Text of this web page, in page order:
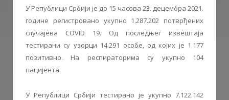
У Републици Србији је до 15 часова 23. децембра 2021.
године регистровано укупно 1.287.202 потврђених
случајева COVID 19. Од последњег извештаја
тестирани су узорци 14.291 особе, од којих је 1.177
позитивно. На респираторима су укупно 104
пацијента.
У Републици Србији тестирано је укупно 7.122.142